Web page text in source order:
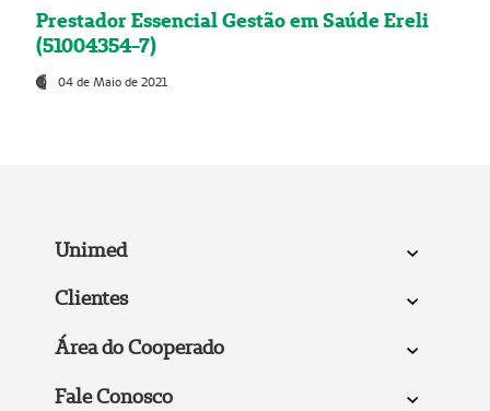
Prestador Essencial Gestão em Saúde Ereli
(51004354-7)
04 de Maio de 2021
Unimed
Clientes
Área do Cooperado
Fale Conosco